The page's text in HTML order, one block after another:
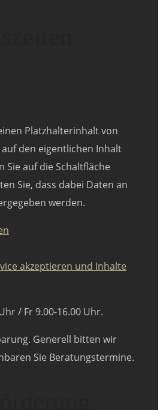
Platzhalterinhalt von
auf den eigentlichen Inhalt
Sie auf die Schaltfläche
Sie, dass dabei Daten an
werden.
akzeptieren und Inhalte
/ Fr 9.00-16.00 Uhr.
Generell bitten wir
Sie Beratungstermine.